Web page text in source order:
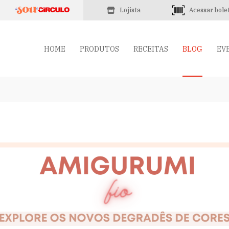
Lojista Acessar
HOME PRODUTOS RECEITAS BLOG